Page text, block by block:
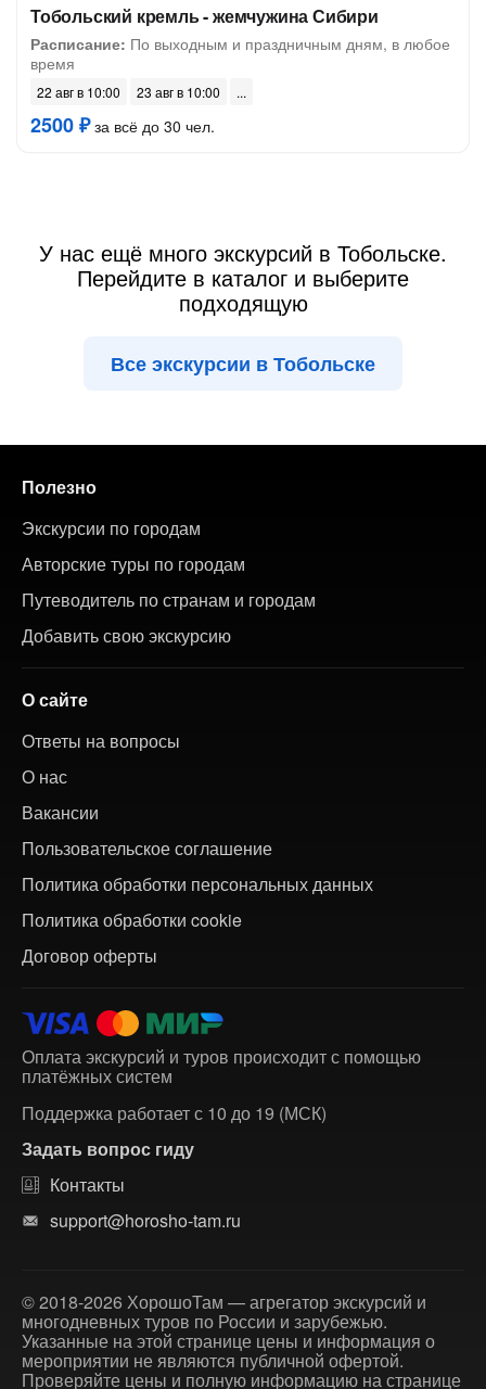
Тобольский кремль - жемчужина Сибири
Расписание: По выходным и праздничным дням, в любое
время
22 авг в 10:00 23 авг в 10:00
2500 ₽за всё до 30 чел.
У нас ещё много экскурсий в Тобольске.
Перейдите в каталог и выберите
подходящую
Все экскурсии в Тобольске
Полезно
Экскурсии по городам
Авторские туры по городам
Путеводитель по странам и городам
Добавить свою экскурсию
О сайте
Ответы на вопросы
О нас
Вакансии
Пользовательское соглашение
Политика обработки персональных данных
Политика обработки cookie
Договор оферты
Оплата экскурсий и туров происходит с помощью
платёжных систем
Поддержка работает с 10 до 19 (МСК)
Задать вопрос гиду
Контакты
support@horosho-tam.ru
© 2018-2026 ХорошоТам — агрегатор экскурсий и
многодневных туров по России и зарубежью.
Указанные на этой странице цены и информация о
мероприятии не являются публичной офертой.
Проверяйте цены и полную информацию на странице